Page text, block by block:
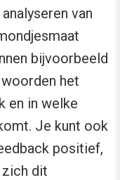
van
bijvoorbeeld
het
en in welke
Je kunt ook
positief,
zich dit